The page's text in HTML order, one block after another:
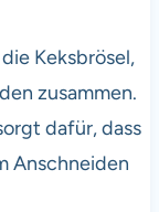
Keksbrösel,
zusammen.
dafür, dass
Anschneiden